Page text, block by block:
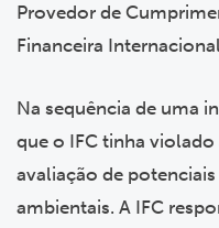
Provedor de
Financeira
Na sequência de uma
que o IFC tinha
avaliação de
ambientais. A IFC